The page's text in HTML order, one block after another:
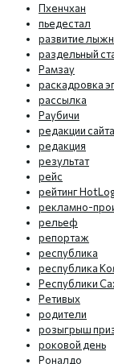
Пхенчхан
пьедестал
развитие
раздельный
Рамзау
раскадровка
рассылка
Раубичи
редакции сайта
редакция
результат
рейс
рейтинг
рекламно-
рельеф
репортаж
республика
республика
Республики
Ретивых
родители
розыгрыш
роковой день
Роналдо